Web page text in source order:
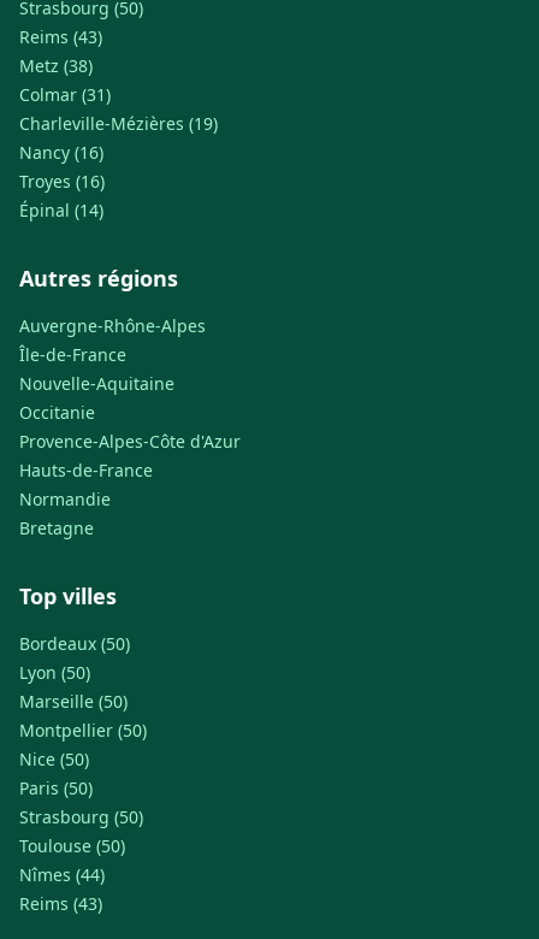
Strasbourg (50)
Reims (43)
Metz (38)
Colmar (31)
Charleville-Mézières (19)
Nancy (16)
Troyes (16)
Épinal (14)
Autres régions
Auvergne-Rhône-Alpes
Île-de-France
Nouvelle-Aquitaine
Occitanie
Provence-Alpes-Côte d'Azur
Hauts-de-France
Normandie
Bretagne
Top villes
Bordeaux (50)
Lyon (50)
Marseille (50)
Montpellier (50)
Nice (50)
Paris (50)
Strasbourg (50)
Toulouse (50)
Nîmes (44)
Reims (43)